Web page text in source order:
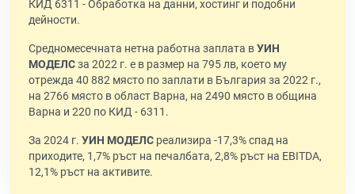
КИД 6311 - Обработка на данни, хостинг и подобни
дейности.
Средномесечната нетна работна заплата вУИН
МОДЕЛСза 2022 г. е в размер на 795 лв, което му
отрежда 40 882 място по заплати в България за 2022 г.,
на 2766 място в област Варна, на 2490 място в община
Варна и 220 по КИД - 6311.
За 2024 г. УИН МОДЕЛС реализира -17,3% спад на
приходите, 1,7% ръст на печалбата, 2,8% ръст на EBITDA,
12,1% ръст на активите.